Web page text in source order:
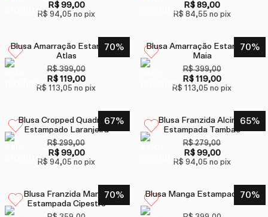
R$ 99,00
R$ 94,05 no pix
R$ 89,00
R$ 84,55 no pix
70%
Blusa Amarração Estampada
Atlas
R$ 399,00
R$ 119,00
R$ 113,05 no pix
70%
Blusa Amarração Estampada
Maia
R$ 399,00
R$ 119,00
R$ 113,05 no pix
67%
Blusa Cropped Quadrada
Estampado Laranjeira
R$ 299,00
R$ 99,00
R$ 94,05 no pix
65%
Blusa Franzida Alcinha
Estampada Tambac
R$ 279,00
R$ 99,00
R$ 94,05 no pix
70%
Blusa Franzida Manga
Estampada Cipestre
70%
Blusa Manga Estampada Inari